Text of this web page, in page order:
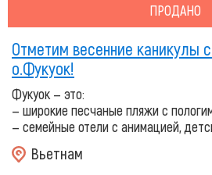
ПРОДАНО
Отметим весенние каникулы
о.Фукуок!
Фукуок — это:
— широкие песчаные пляжи с
— семейные отели с анимацией,
Вьетнам